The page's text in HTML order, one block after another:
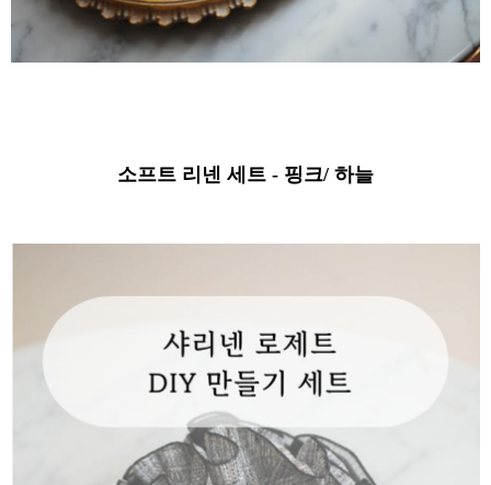
소프트 리넨 세트 - 핑크/ 하늘